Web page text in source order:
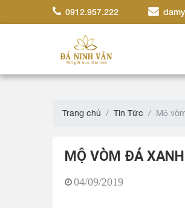
0912.957.222
Trang chủ Tin Tức Mộ
MỘ VÒM ĐÁ
04/09/2019